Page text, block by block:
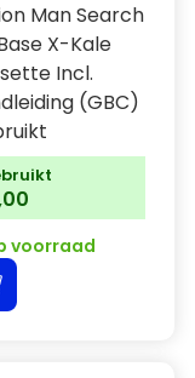
Man Search
X-Kale
Incl.
(GBC)
voorraad